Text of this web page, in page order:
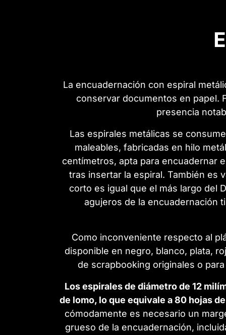
La encuadernación con espiral
conservar documentos en papel.
presencia
Las espirales metálicas se
maleables, fabricadas en hilo
centímetros, apta para encuadernar
tras insertar la espiral. También es
corto es igual que el más largo del
agujeros de la encuadernación
Como inconveniente respecto al
disponible en negro, blanco, plata,
de scrapbooking originales o
Los espirales de diámetro de 12
de lomo, lo que equivale a 80 hojas
cómodamente es necesario un
grueso de la encuadernación,